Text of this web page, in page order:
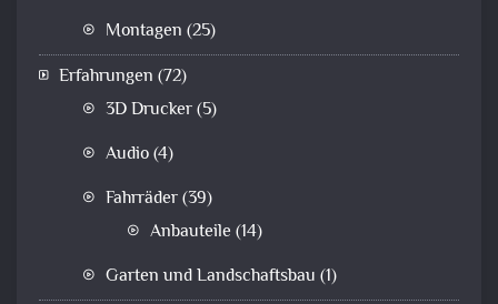
Montagen (25)
Erfahrungen (72)
3D Drucker(5)
Audio(4)
Fahrräder(39)
Anbauteile (14)
Garten und Landschaftsbau (1)